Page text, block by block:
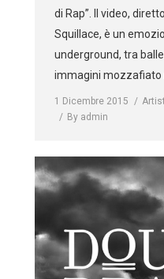
di Rap”. Il video,
Squillace, è un
underground, tra
immagini mozzafiato
1 Dicembre 2015
By admin